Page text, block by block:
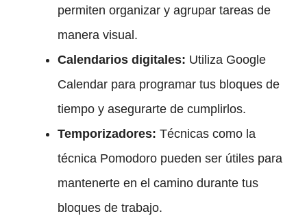
permiten organizar y agrupar tareas de
manera visual.
Calendarios digitales: Utiliza Google
Calendar para programar tus bloques de
tiempo y asegurarte de cumplirlos.
Temporizadores: Técnicas como la
técnica Pomodoro pueden ser útiles para
mantenerte en el camino durante tus
bloques de trabajo.